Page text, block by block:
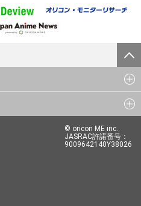
© oricon ME inc.
JASRAC許諾番号：
9009642140Y38026